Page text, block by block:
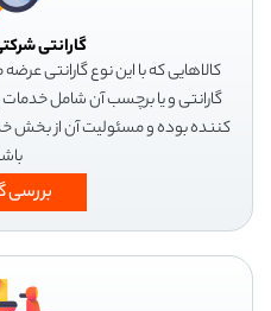
گارانتی
کالاهایی که با این نوع گارانتی
گارانتی و یا برچسب آن شامل
بررسی